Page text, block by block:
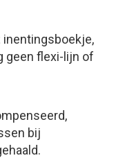
inentingsboekje,
geen flexi-lijn of
bij